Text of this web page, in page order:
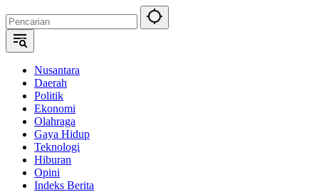
Nusantara
Daerah
Politik
Ekonomi
Olahraga
Gaya Hidup
Teknologi
Hiburan
Opini
Indeks Berita